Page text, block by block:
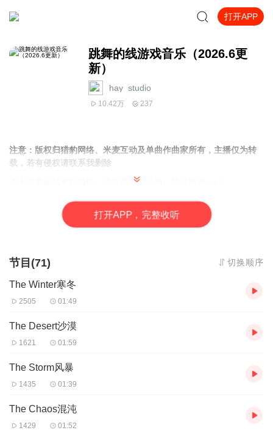
打开APP
跳舞的线游戏音乐（2026.6更
新）
hay_studio
10.42万 237
注意：版权归猎豹网络、米麦互动及单曲作曲家所有，主播仅为转
载，若有侵权请联系我删除
本专辑是全站更新最快、音质最高的专辑，持续更新ing！
打开APP，完整收听
节目(71) 切换顺序
The Winter寒冬
2505 01:49
The Desert沙漠
1621 01:59
The Storm风暴
1435 01:39
The Chaos混沌
1429 01:52